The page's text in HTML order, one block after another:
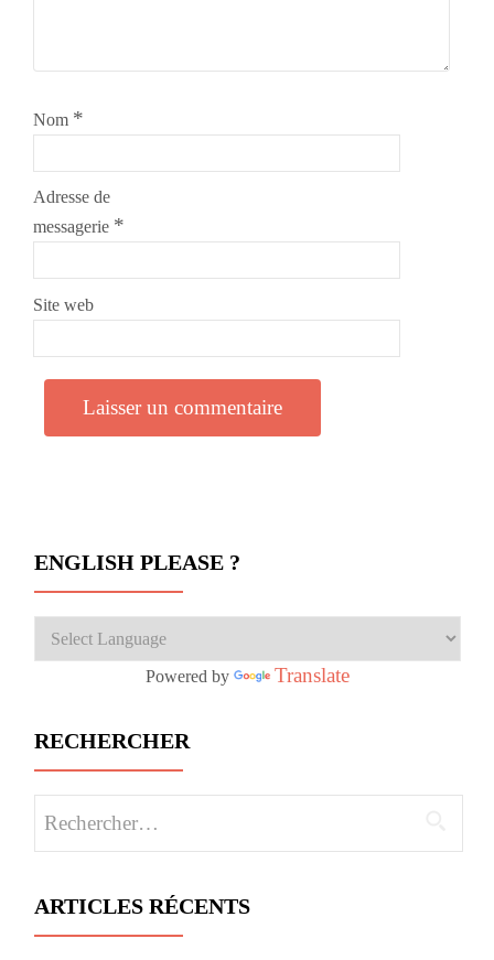
Nom *
Adresse de
messagerie *
Site web
ENGLISH PLEASE ?
Powered by Translate
RECHERCHER
ARTICLES RÉCENTS